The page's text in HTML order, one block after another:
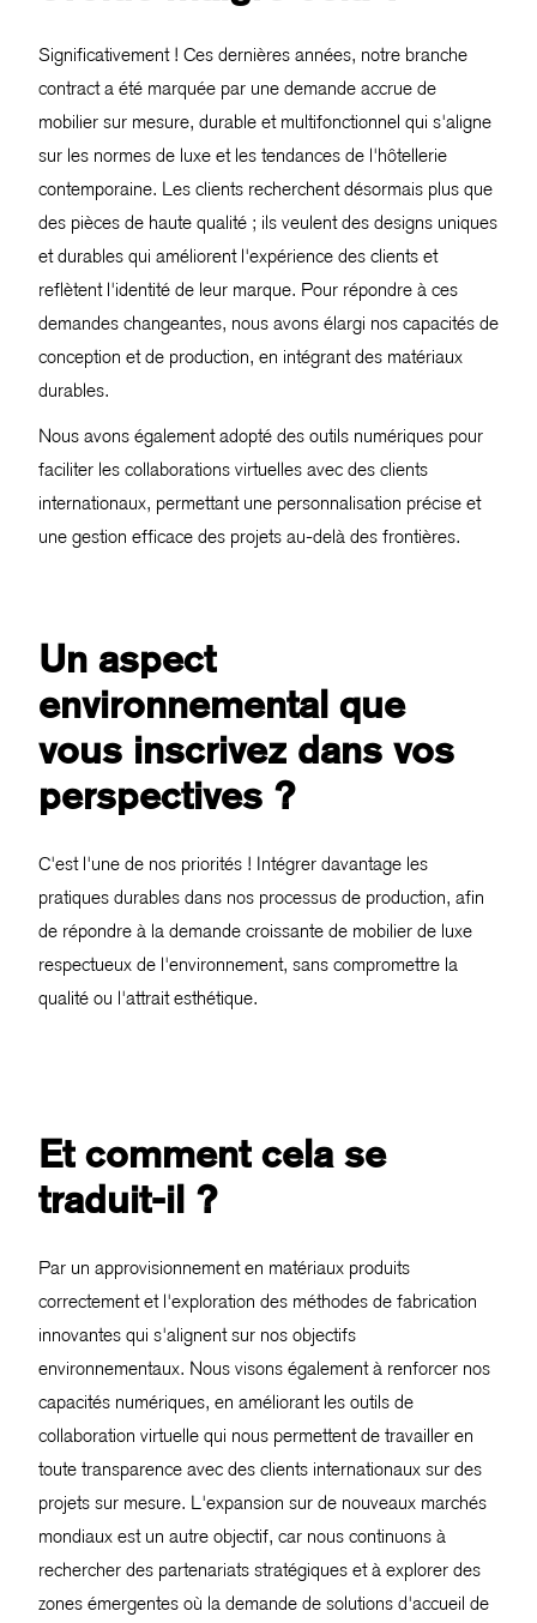
Significativement ! Ces dernières années, notre branche
contract a été marquée par une demande accrue de
mobilier sur mesure, durable et multifonctionnel qui s'aligne
sur les normes de luxe et les tendances de l'hôtellerie
contemporaine. Les clients recherchent désormais plus que
des pièces de haute qualité ; ils veulent des designs uniques
et durables qui améliorent l'expérience des clients et
reflètent l'identité de leur marque. Pour répondre à ces
demandes changeantes, nous avons élargi nos capacités de
conception et de production, en intégrant des matériaux
durables.
Nous avons également adopté des outils numériques pour
faciliter les collaborations virtuelles avec des clients
internationaux, permettant une personnalisation précise et
une gestion efficace des projets au-delà des frontières.
Un aspect
environnemental que
vous inscrivez dans vos
perspectives ?
C'est l'une de nos priorités ! Intégrer davantage les
pratiques durables dans nos processus de production, afin
de répondre à la demande croissante de mobilier de luxe
respectueux de l'environnement, sans compromettre la
qualité ou l'attrait esthétique.
Et comment cela se
traduit-il ?
Par un approvisionnement en matériaux produits
correctement et l'exploration des méthodes de fabrication
innovantes qui s'alignent sur nos objectifs
environnementaux. Nous visons également à renforcer nos
capacités numériques, en améliorant les outils de
collaboration virtuelle qui nous permettent de travailler en
toute transparence avec des clients internationaux sur des
projets sur mesure. L'expansion sur de nouveaux marchés
mondiaux est un autre objectif, car nous continuons à
rechercher des partenariats stratégiques et à explorer des
zones émergentes où la demande de solutions d'accueil de